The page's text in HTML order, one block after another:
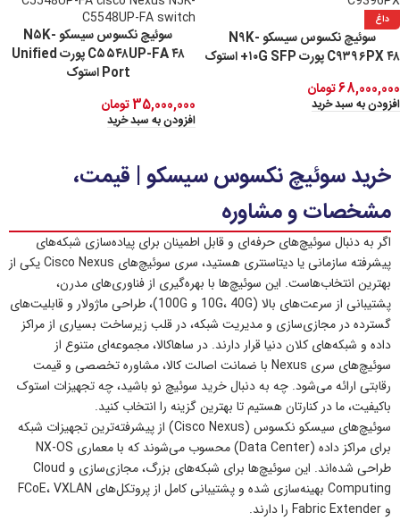
داغ
سوئیچ نکسوس سیسکو N۹K-
C۹۳۹۶PX ۴۸ پورت ۱۰G SFP+ استوک
68,000,000تومان
افزودن به سبد خرید
سوئیچ نکسوس سیسکو N۵K-
C۵۵۴۸UP-FA ۴۸ پورت Unified
Port استوک
35,000,000تومان
افزودن به سبد خرید
خرید سوئیچ نکسوس سیسکو | قیمت،
مشخصات و مشاوره
اگر به دنبال سوئیچ‌های حرفه‌ای و قابل اطمینان برای پیاده‌سازی شبکه‌های
پیشرفته سازمانی یا دیتاسنتری هستید، سری سوئیچ‌های Cisco Nexus یکی از
بهترین انتخاب‌هاست. این سوئیچ‌ها با بهره‌گیری از فناوری‌های مدرن،
پشتیبانی از سرعت‌های بالا (10G، 40G و 100G)، طراحی ماژولار و قابلیت‌های
گسترده در مجازی‌سازی و مدیریت شبکه، در قلب زیرساخت بسیاری از مراکز
داده و شبکه‌های کلان دنیا قرار دارند. در ساهاکالا، مجموعه‌ای متنوع از
سوئیچ‌های سری Nexus با ضمانت اصالت کالا، مشاوره تخصصی و قیمت
رقابتی ارائه می‌شود. چه به دنبال خرید سوئیچ نو باشید، چه تجهیزات استوک
باکیفیت، ما در کنارتان هستیم تا بهترین گزینه را انتخاب کنید.
سوئیچ‌های سیسکو نکسوس (Cisco Nexus) از پیشرفته‌ترین تجهیزات شبکه
برای مراکز داده (Data Center) محسوب می‌شوند که با معماری NX-OS
طراحی شده‌اند. این سوئیچ‌ها برای شبکه‌های بزرگ، مجازی‌سازی و Cloud
Computing بهینه‌سازی شده و پشتیبانی کامل از پروتکل‌های FCoE، VXLAN
و Fabric Extender را دارند.